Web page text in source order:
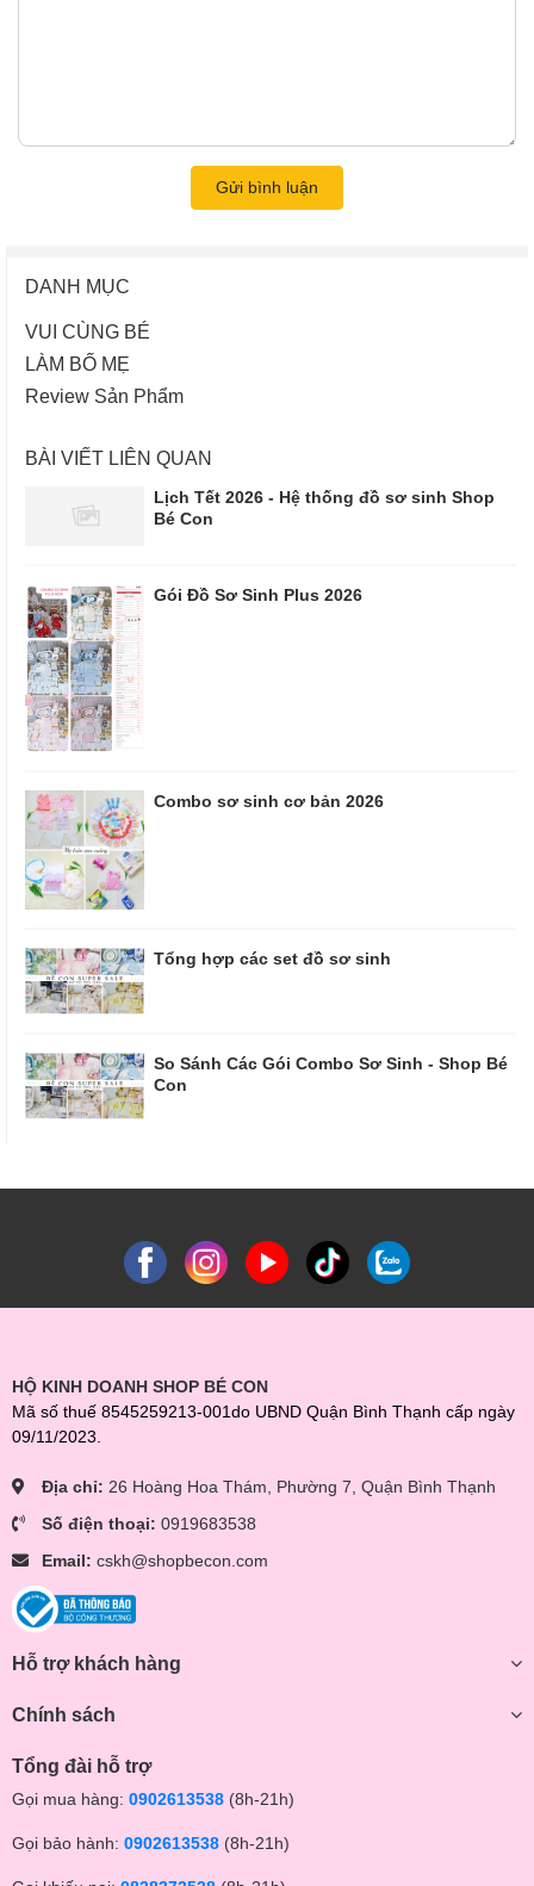
Gửi bình luận
DANH MỤC
VUI CÙNG BÉ
LÀM BỐ MẸ
Review Sản Phẩm
BÀI VIẾT LIÊN QUAN
Lịch Tết 2026 - Hệ thống đồ sơ sinh Shop
Bé Con
Gói Đồ Sơ Sinh Plus 2026
Combo sơ sinh cơ bản 2026
Tổng hợp các set đồ sơ sinh
So Sánh Các Gói Combo Sơ Sinh - Shop Bé
Con
HỘ KINH DOANH SHOP BÉ CON
Mã số thuế 8545259213-001do UBND Quận Bình Thạnh cấp ngày
09/11/2023.
Địa chỉ: 26 Hoàng Hoa Thám, Phường 7, Quận Bình Thạnh
Số điện thoại: 0919683538
Email: cskh@shopbecon.com
Hỗ trợ khách hàng
Chính sách
Tổng đài hỗ trợ
Gọi mua hàng: 0902613538 (8h-21h)
Gọi bảo hành: 0902613538 (8h-21h)